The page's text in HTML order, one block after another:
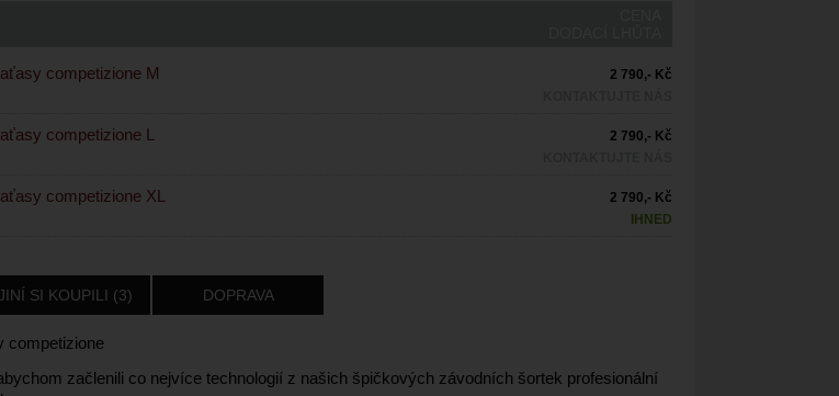
competizione M
2 790,- Kč
competizione L
2 790,- Kč
competizione XL
2 790,- Kč
IHNED
SI KOUPILI (3) DOPRAVA
competizione
začlenili co nejvíce technologií z našich špičkových závodních šortek profesionální